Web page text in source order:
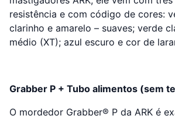
resistência e com código de cores:
clarinho e amarelo – suaves; verde
médio (XT); azul escuro e cor de
Grabber P + Tubo alimentos (sem
O mordedor Grabber® P da ARK é